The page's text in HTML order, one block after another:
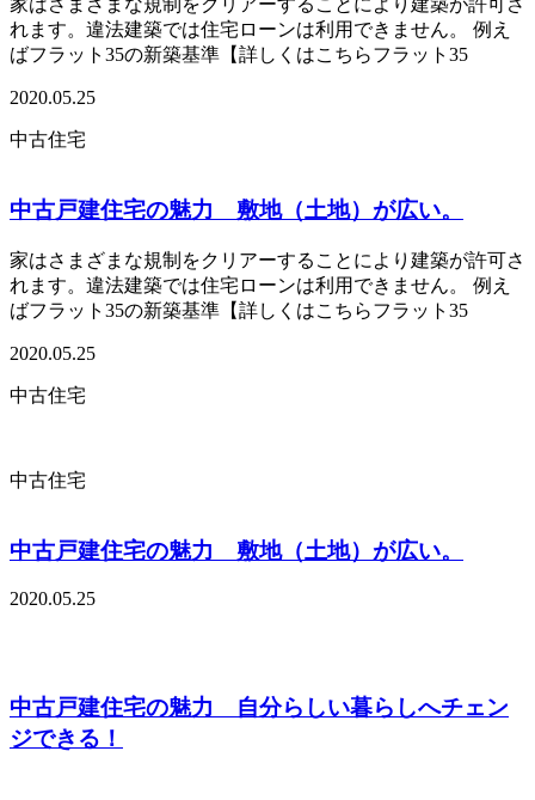
家はさまざまな規制をクリアーすることにより建築が許可さ
れます。違法建築では住宅ローンは利用できません。 例え
ばフラット35の新築基準【詳しくはこちらフラット35
2020.05.25
中古住宅
中古戸建住宅の魅力 敷地（土地）が広い。
家はさまざまな規制をクリアーすることにより建築が許可さ
れます。違法建築では住宅ローンは利用できません。 例え
ばフラット35の新築基準【詳しくはこちらフラット35
2020.05.25
中古住宅
中古住宅
中古戸建住宅の魅力 敷地（土地）が広い。
2020.05.25
中古戸建住宅の魅力 自分らしい暮らしへチェン
ジできる！